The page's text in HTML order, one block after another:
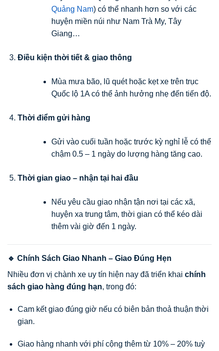
Quảng Nam) có thể nhanh hơn so với các
huyện miền núi như Nam Trà My, Tây
Giang…
Điều kiện thời tiết & giao thông
Mùa mưa bão, lũ quét hoặc kẹt xe trên trục
Quốc lộ 1A có thể ảnh hưởng nhẹ đến tiến độ.
Thời điểm gửi hàng
Gửi vào cuối tuần hoặc trước kỳ nghỉ lễ có thể
chậm 0.5 – 1 ngày do lượng hàng tăng cao.
Thời gian giao – nhận tại hai đầu
Nếu yêu cầu giao nhận tận nơi tại các xã,
huyện xa trung tâm, thời gian có thể kéo dài
thêm vài giờ đến 1 ngày.
🔹 Chính Sách Giao Nhanh – Giao Đúng Hẹn
Nhiều đơn vị chành xe uy tín hiện nay đã triển khai chính
sách giao hàng đúng hạn, trong đó:
Cam kết giao đúng giờ nếu có biên bản thoả thuận thời
gian.
Giao hàng nhanh với phí cộng thêm từ 10% – 20% tuỳ